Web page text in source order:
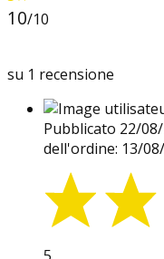
10/10
su 1 recensione
Pubblicato 22/
dell'ordine: 13/